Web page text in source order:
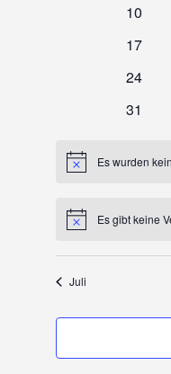
0
10
0
17
0
24
0
31
HinweisEs wurden
HinweisEs gibt keine
Juli